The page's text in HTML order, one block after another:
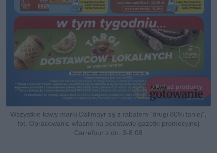
Wszystkie kawy marki Dallmayr są z rabatem "drugi 80% taniej",
fot. Opracowanie własne na podstawie gazetki promocyjnej
Carrefour z dn. 3-8.08